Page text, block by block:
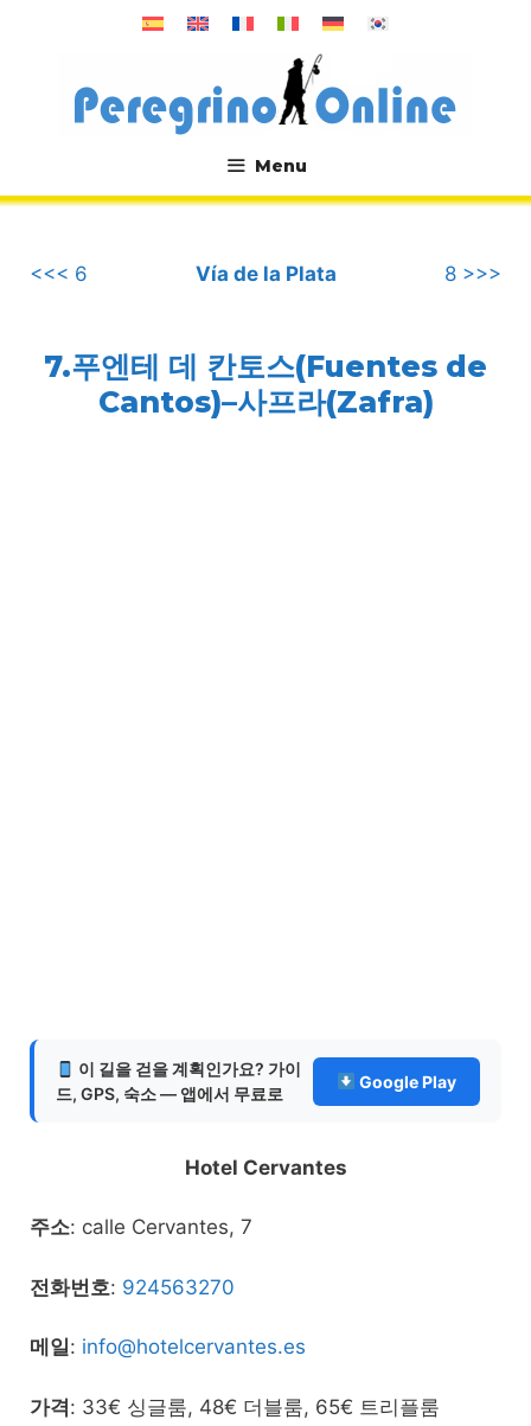
뛰
Menu
.
<<< 6 Vía de la Plata 8 >>>
7.푸엔테 데 칸토스(Fuentes de
Cantos)–사프라(Zafra)
이 길을 걷을 계획인가요? 가이
드, GPS, 숙소 — 앱에서 무료로
Google Play
Hotel Cervantes
주소: calle Cervantes, 7
전화번호: 924563270
메일: info@hotelcervantes.es
가격: 33€ 싱글룸, 48€ 더블룸, 65€ 트리플룸